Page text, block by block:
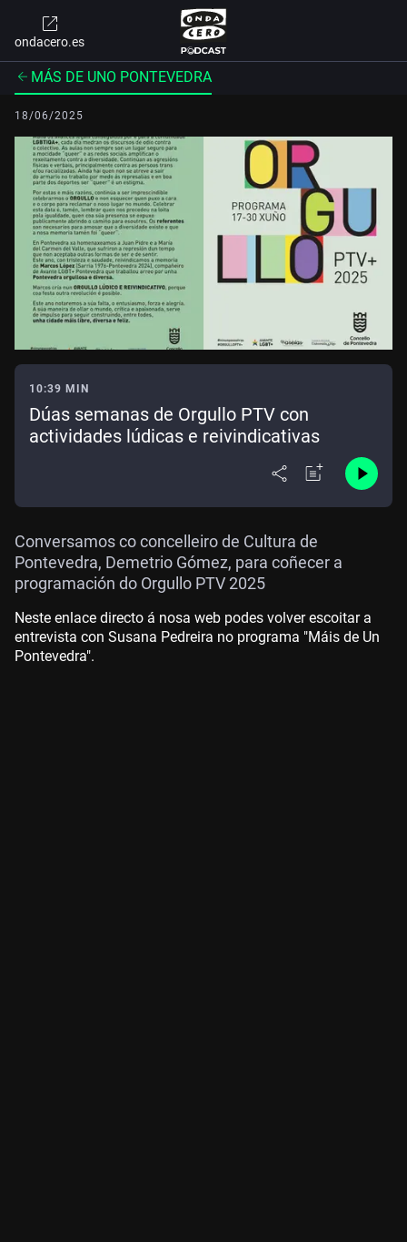
ondacero.es
MÁS DE UNO PONTEVEDRA
18/06/2025
10:39 MIN
Dúas semanas de Orgullo PTV con
actividades lúdicas e reivindicativas
Conversamos co concelleiro de Cultura de
Pontevedra, Demetrio Gómez, para coñecer a
programación do Orgullo PTV 2025
Neste enlace directo á nosa web podes volver escoitar a
entrevista con Susana Pedreira no programa "Máis de Un
Pontevedra".